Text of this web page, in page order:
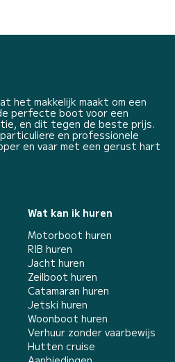
het makkelijk maakt om een
perfecte boot voor een
en dit tegen de beste prijs.
en professionele
en vaar met een gerust hart
Wat kan ik huren
Motorboot huren
RIB huren
Jacht huren
Zeilboot huren
Catamaran huren
Jetski huren
Woonboot huren
Verhuur zonder vaarbewijs
Hutten cruise